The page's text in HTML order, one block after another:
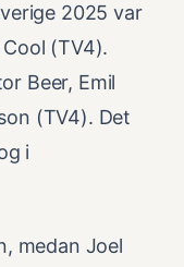
2025 var
(TV4).
Beer, Emil
(TV4). Det
i
medan Joel